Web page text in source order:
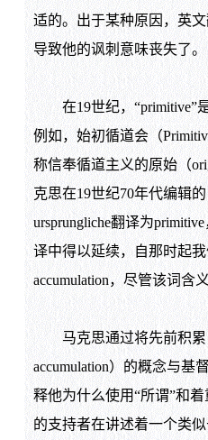
适的。出于某种原因，英文
导致他的讽刺意味丧失了。
在19世纪，“primitive”
例如，始初循道会（
称信奉循道主义的原始（
克思在19世纪70年代编辑
ursprungliche翻译为
译中得以延续，自那时起
accumulation，尽管该词含
马克思通过将先前积累
accumulation）的概念与基
释他为什么使用“所谓”和
的支持者在讲述着一个类